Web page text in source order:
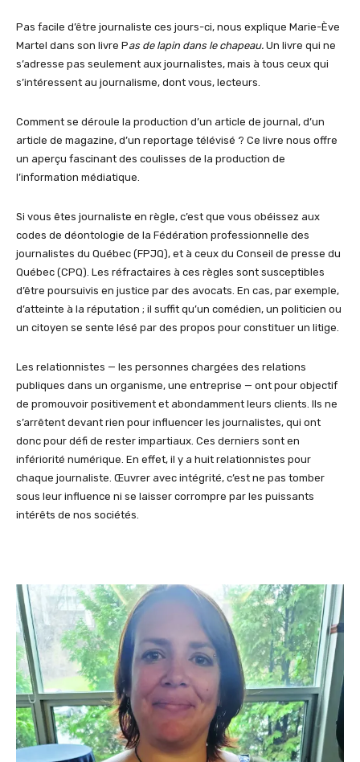
Pas facile d’être journaliste ces jours-ci, nous explique Marie-Ève
Martel dans son livre Pas de lapin dans le chapeau. Un livre qui ne
s’adresse pas seulement aux journalistes, mais à tous ceux qui
s’intéressent au journalisme, dont vous, lecteurs.
Comment se déroule la production d’un article de journal, d’un
article de magazine, d’un reportage télévisé ? Ce livre nous offre
un aperçu fascinant des coulisses de la production de
l’information médiatique.
Si vous êtes journaliste en règle, c’est que vous obéissez aux
codes de déontologie de la Fédération professionnelle des
journalistes du Québec (FPJQ), et à ceux du Conseil de presse du
Québec (CPQ). Les réfractaires à ces règles sont susceptibles
d’être poursuivis en justice par des avocats. En cas, par exemple,
d’atteinte à la réputation ; il suffit qu’un comédien, un politicien ou
un citoyen se sente lésé par des propos pour constituer un litige.
Les relationnistes — les personnes chargées des relations
publiques dans un organisme, une entreprise — ont pour objectif
de promouvoir positivement et abondamment leurs clients. Ils ne
s’arrêtent devant rien pour influencer les journalistes, qui ont
donc pour défi de rester impartiaux. Ces derniers sont en
infériorité numérique. En effet, il y a huit relationnistes pour
chaque journaliste. Œuvrer avec intégrité, c’est ne pas tomber
sous leur influence ni se laisser corrompre par les puissants
intérêts de nos sociétés.